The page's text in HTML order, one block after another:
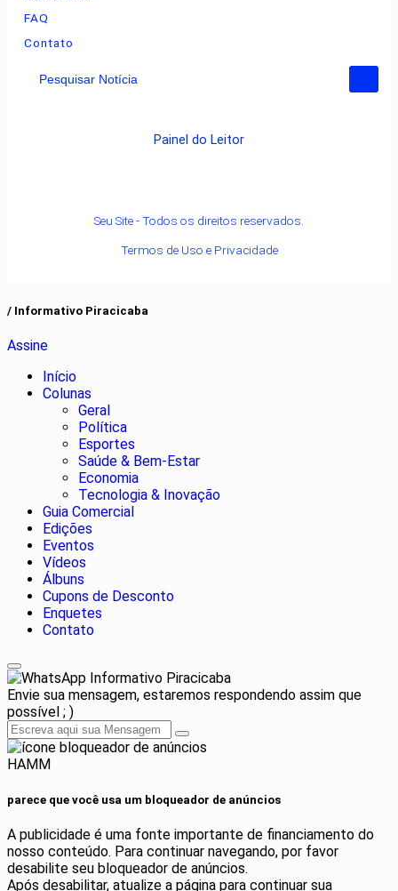
FAQ
Contato
Pesquisar Notícia
Painel do Leitor
Seu Site - Todos os direitos reservados.
Termos de Uso e Privacidade
/ Informativo Piracicaba
Assine
Início
Colunas
Geral
Política
Esportes
Saúde & Bem-Estar
Economia
Tecnologia & Inovação
Guia Comercial
Edições
Eventos
Vídeos
Álbuns
Cupons de Desconto
Enquetes
Contato
Informativo Piracicaba
Envie sua mensagem, estaremos respondendo assim que
possível ; )
HAMM
parece que você usa um bloqueador de anúncios
A publicidade é uma fonte importante de financiamento do
nosso conteúdo. Para continuar navegando, por favor
desabilite seu bloqueador de anúncios.
Após desabilitar, atualize a página para continuar sua